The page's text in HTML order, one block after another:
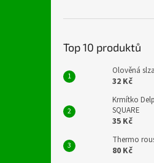
Top 10 produktů
Olověná
32 Kč
Krmítko
SQUARE
35 Kč
Thermo
80 Kč